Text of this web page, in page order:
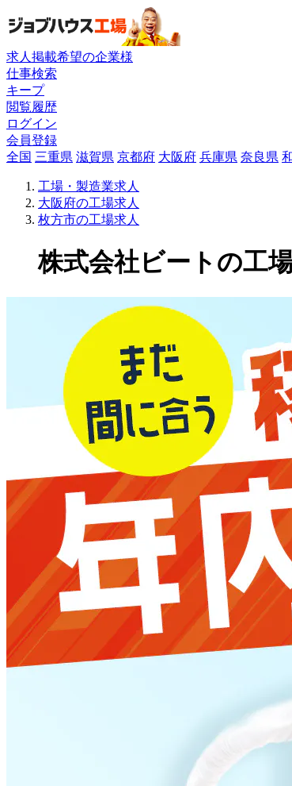
求人掲載希望の企業様
仕事検索
キープ
閲覧履歴
ログイン
会員登録
全国 三重県 滋賀県 京都府 大阪府 兵庫県 奈良県
工場・製造業求人
大阪府の工場求人
枚方市の工場求人
株式会社ビートの工